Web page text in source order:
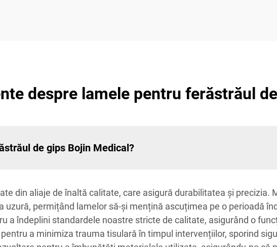
despre lamele pentru ferăstrăul
de gips Bojin Medical?
din aliaje de înaltă calitate, care asigură durabilitatea și precizia.
permițând lamelor să-și mențină ascuțimea pe o perioadă
a îndeplini standardele noastre stricte de calitate, asigurând o
a minimiza trauma tisulară în timpul intervențiilor, sporind